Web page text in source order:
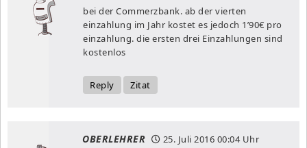
bei der Commerzbank. ab der vierten
einzahlung im Jahr kostet es jedoch 1’90€ pro
einzahlung. die ersten drei Einzahlungen sind
kostenlos
Reply Zitat
OBERLEHRER 25. Juli 2016 00:04 Uhr